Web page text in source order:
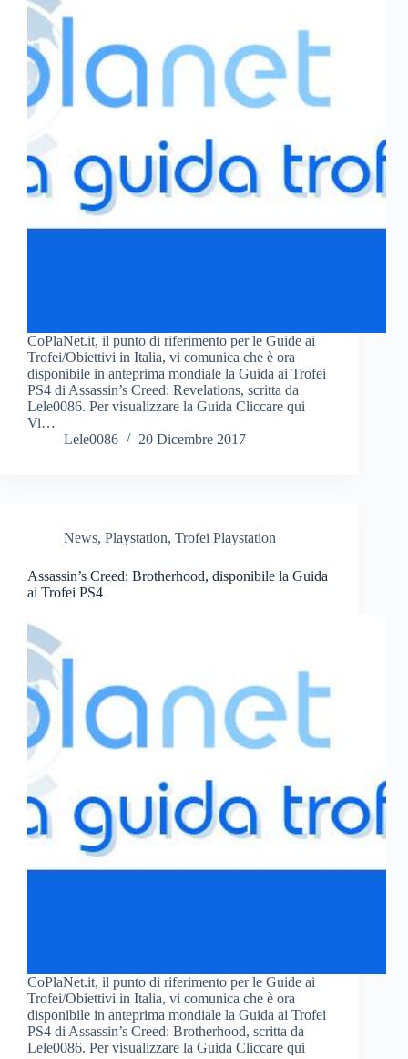
CoPlaNet.it, il punto di riferimento per le Guide ai
Trofei/Obiettivi in Italia, vi comunica che è ora
disponibile in anteprima mondiale la Guida ai Trofei
PS4 di Assassin’s Creed: Revelations, scritta da
Lele0086. Per visualizzare la Guida Cliccare qui
Vi…
Lele0086
20 Dicembre 2017
News, Playstation, Trofei Playstation
Assassin’s Creed: Brotherhood, disponibile la Guida
ai Trofei PS4
CoPlaNet.it, il punto di riferimento per le Guide ai
Trofei/Obiettivi in Italia, vi comunica che è ora
disponibile in anteprima mondiale la Guida ai Trofei
PS4 di Assassin’s Creed: Brotherhood, scritta da
Lele0086. Per visualizzare la Guida Cliccare qui